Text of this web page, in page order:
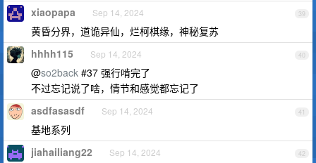
39
xiaopapa Sep 14, 2024
黄昏分界，道诡异仙，烂柯棋缘，神秘复苏
40
hhhh115 Sep 14, 2024
@so2back #37 强行啃完了
不过忘记说了啥，情节和感觉都忘记了
41
asdfasasdf Sep 14, 2024
基地系列
42
jiahailiang22 Sep 14, 2024